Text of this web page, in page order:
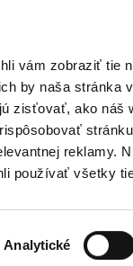
vám zobraziť tie
by naša stránka
zisťovať, ako náš
reklamy.
používať všetky
Analytické